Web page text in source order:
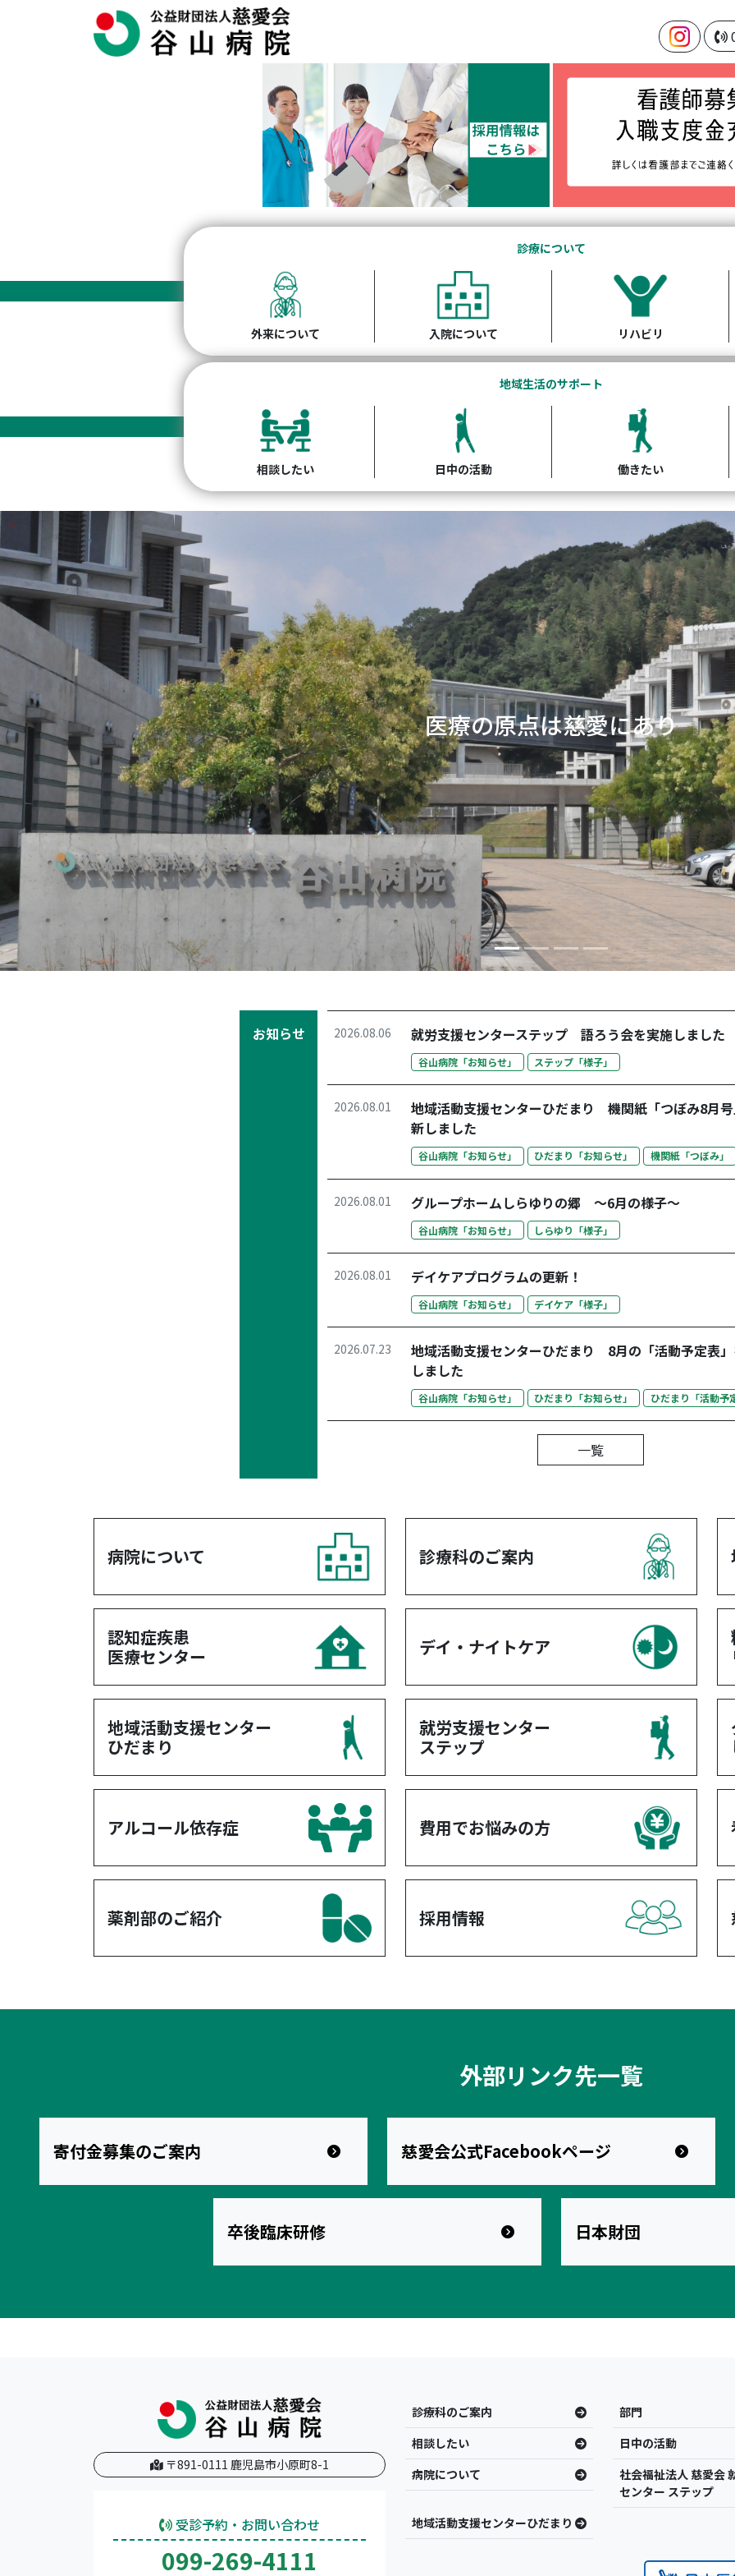
診療について
外来について 入院について リハビリ
地域生活のサポート
相談したい 日中の活動 働きたい
開かれた精神科医療の実践
Previous
お知らせ 2026.08.06 就労支援センターステップ 語ろう会を実施しました
谷山病院「お知らせ」 ステップ「様子」
2026.08.01
地域活動支援センターひだまり 機関紙「つぼみ8月
新しました
谷山病院「お知らせ」 ひだまり「お知らせ」 機関紙「つぼみ」
2026.08.01 グループホームしらゆりの郷 ～6月の様子～
谷山病院「お知らせ」 しらゆり「様子」
2026.08.01 デイケアプログラムの更新！
谷山病院「お知らせ」 デイケア「様子」
2026.07.23
地域活動支援センターひだまり 8月の「活動予定表
しました
谷山病院「お知らせ」 ひだまり「お知らせ」 ひだまり「活動予
一覧
病院について 診療科のご案内
認知症疾患
医療センター
デイ・ナイトケア
地域活動支援センター
ひだまり
就労支援センター
ステップ
アルコール依存症 費用でお悩みの方
薬剤部のご紹介 採用情報
外部リンク先一覧
寄付金募集のご案内 慈愛会公式Facebookページ
卒後臨床研修 日本財団
〒891-0111 鹿児島市小原町8-1
受診予約・お問い合わせ
099-269-4111
診療科のご案内
部門
相談したい
日中の活動
病院について
社会福祉法人 慈愛会
センター ステップ
地域活動支援センターひだまり